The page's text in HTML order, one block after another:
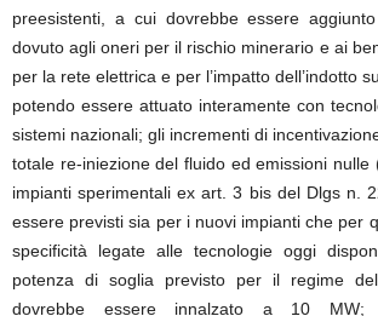
preesistenti, a cui dovrebbe essere
dovuto agli oneri per il rischio minerario e ai
per la rete elettrica e per l’impatto dell’indotto
potendo essere attuato interamente con
sistemi nazionali; gli incrementi di
totale re-iniezione del fluido ed emissioni nulle
impianti sperimentali ex art. 3 bis del Dlgs n.
essere previsti sia per i nuovi impianti che per
specificità legate alle tecnologie oggi
potenza di soglia previsto per il regime
dovrebbe essere innalzato a 10 MW;